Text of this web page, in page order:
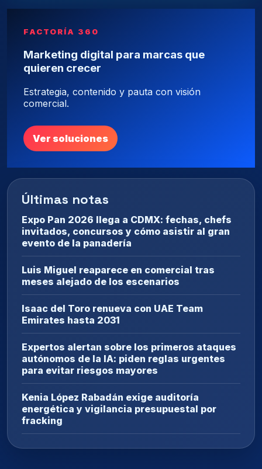
FACTORÍA 360
Marketing digital para marcas que
quieren crecer
Estrategia, contenido y pauta con visión
comercial.
Ver soluciones
Últimas notas
Expo Pan 2026 llega a CDMX: fechas, chefs
invitados, concursos y cómo asistir al gran
evento de la panadería
Luis Miguel reaparece en comercial tras
meses alejado de los escenarios
Isaac del Toro renueva con UAE Team
Emirates hasta 2031
Expertos alertan sobre los primeros ataques
autónomos de la IA: piden reglas urgentes
para evitar riesgos mayores
Kenia López Rabadán exige auditoría
energética y vigilancia presupuestal por
fracking